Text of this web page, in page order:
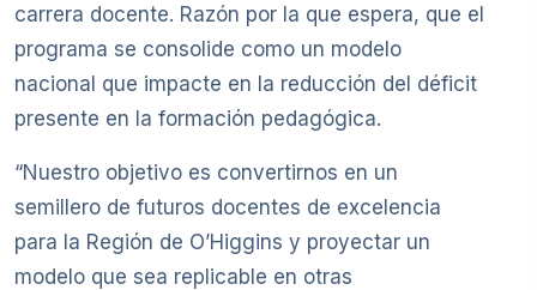
carrera docente. Razón por la que espera, que el
programa se consolide como un modelo
nacional que impacte en la reducción del déficit
presente en la formación pedagógica.
“Nuestro objetivo es convertirnos en un
semillero de futuros docentes de excelencia
para la Región de O’Higgins y proyectar un
modelo que sea replicable en otras